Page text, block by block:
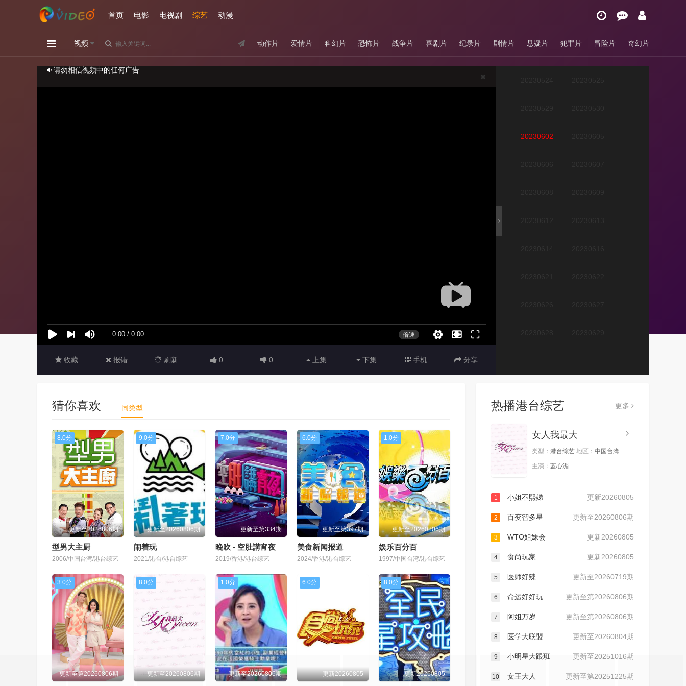
首页 电影 电视剧 综艺 动漫
动作片 爱情片 科幻片 恐怖片 战争片 喜剧片 纪录片 剧情片 悬疑片 犯罪片 冒险片 奇幻片
视频
收藏 报错 刷新 0 0 上集 下集 手机 分享
20230602
20230714 20230717
20230720 20230721
20230726 20230727
20230728 20230731
猜你喜欢 同类型
8.0分
更新至2026806期
型男大主厨
2006/中国台湾/港台综艺
9.0分
更新至20260806期
闹着玩
2021/港台/港台综艺
7.0分
更新至第334期
晚吹 - 空肚講宵夜
2019/香港/港台综艺
6.0分
更新至第397期
美食新闻报道
2024/香港/港台综艺
1.0分
更新至20260806期
娱乐百分百
1997/中国台湾/港台综艺
3.0分
更新至第20260806期
8.0分
更新至20260806期
1.0分
更新至20260806期
6.0分
更新20260805
8.0分
更新20260805
热播港台综艺 更多
女人我最大
类型： 港台综艺 地区： 中国台湾
主演： 蓝心湄
更新20260805
1 小姐不熙娣
更新至20260806期
2 百变智多星
更新20260805
3 WTO姐妹会
更新20260805
4 食尚玩家
更新至20260719期
5 医师好辣
更新至第20260806期
6 命运好好玩
更新至第20260806期
7 阿姐万岁
更新至20260804期
8 医学大联盟
更新至20251016期
9 小明星大跟班
更新至第20251225期
10 女王大人